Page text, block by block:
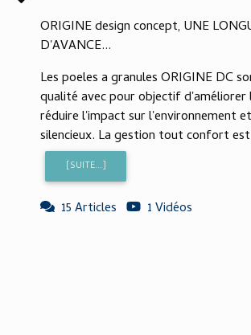
ORIGINE design concept, UNE
D'AVANCE...
Les poeles a granules ORIGINE DC
qualité avec pour objectif d'améliorer
réduire l'impact sur l'environnement
silencieux. La gestion tout confort
[SUITE...]
15 Articles 1 Vidéos